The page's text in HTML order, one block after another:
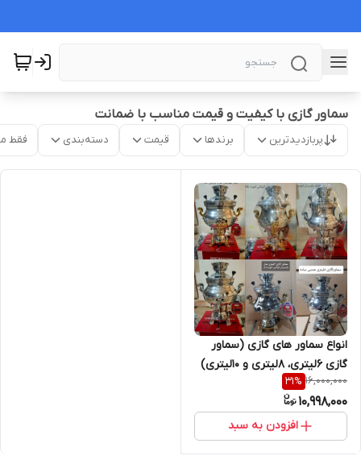
سماور گازی با کیفیت و قیمت مناسب با ضمانت
پربازدیدترین برندها قیمت دسته‌بندی فقط
انواع سماور های گازی (سماور
گازی ۶لیتری، ۸لیتری و ۱۰لیتری)
16,000,000
31%
10,998,000
افزودن به سبد